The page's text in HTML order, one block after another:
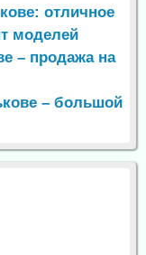
отличное
моделей
– продажа на
– большой